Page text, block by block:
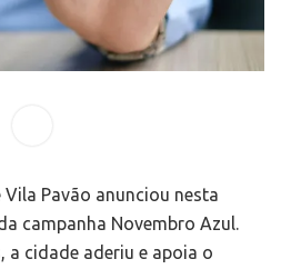
Pavão anunciou nesta
campanha Novembro Azul.
cidade aderiu e apoia o